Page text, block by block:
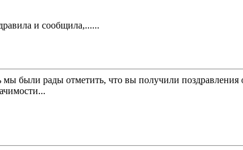
и сообщила,......
были рады отметить, что вы получили поздравления